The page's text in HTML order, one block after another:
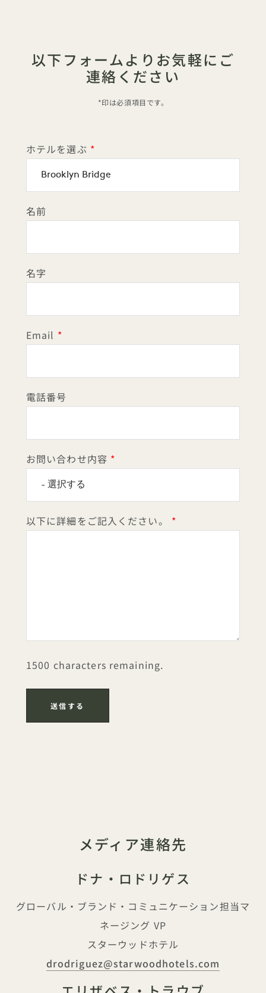
以下フォームよりお気軽にご
連絡ください
*印は必須項目です。
ホテルを選ぶ
名前
名字
Email
電話番号
お問い合わせ内容
以下に詳細をご記入ください。
1500 characters remaining.
メディア連絡先
ドナ・ロドリゲス
グローバル・ブランド・コミュニケーション担当マ
ネージング VP
スターウッドホテル
drodriguez@starwoodhotels.com